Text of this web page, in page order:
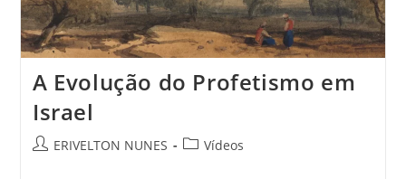
A Evolução do Profetismo em
Israel
ERIVELTON NUNES Vídeos